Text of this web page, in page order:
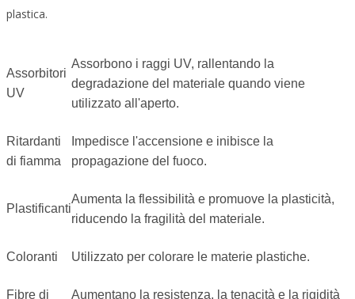
plastica.
Assorbitori
UV
Assorbono i raggi UV, rallentando la
degradazione del materiale quando viene
utilizzato all'aperto.
Ritardanti
di fiamma
Impedisce l'accensione e inibisce la
propagazione del fuoco.
Plastificanti
Aumenta la flessibilità e promuove la plasticità,
riducendo la fragilità del materiale.
Coloranti Utilizzato per colorare le materie plastiche.
Fibre di
Aumentano la resistenza, la tenacità e la rigidità